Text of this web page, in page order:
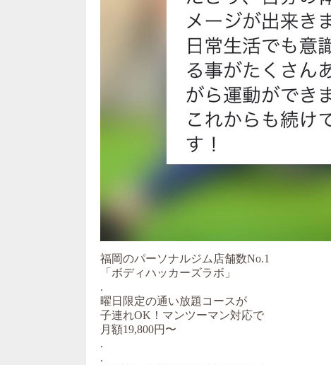
福岡のパーソナルジム店舗数No.1
「ボディハッカーズラボ」
.
曜日限定の通い放題コースが
子連れOK！マンツーマン対応で
月額19,800円〜
.
.